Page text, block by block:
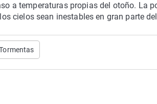
a temperaturas propias del otoño. La
cielos sean inestables en gran parte